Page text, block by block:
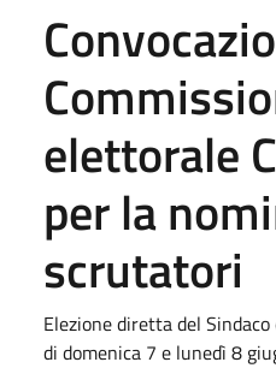
elettorale
per la
scrutatori
Elezione diretta del
di domenica 7 e lunedì 8